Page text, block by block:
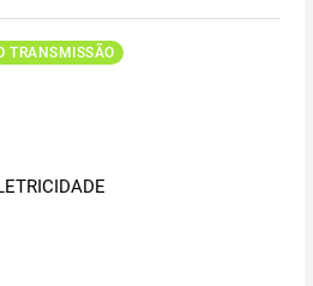
TRANSMISSÃO